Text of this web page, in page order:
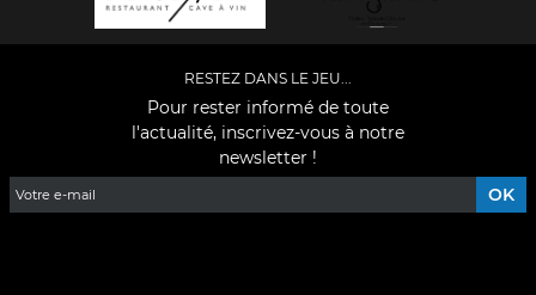
RESTEZ DANS LE JEU...
Pour rester informé de toute
l'actualité, inscrivez-vous à notre
newsletter !